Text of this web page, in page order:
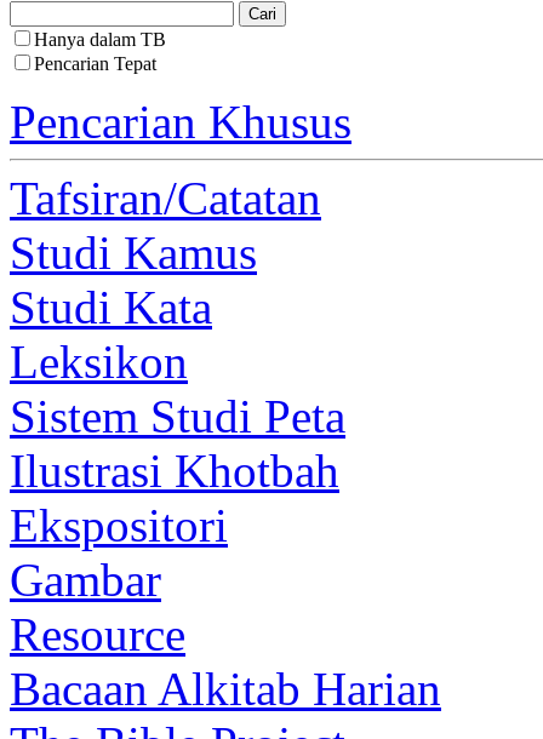
Hanya dalam TB
Pencarian Tepat
Pencarian Khusus
Tafsiran/Catatan
Studi Kamus
Studi Kata
Leksikon
Sistem Studi Peta
Ilustrasi Khotbah
Ekspositori
Gambar
Resource
Bacaan Alkitab Harian